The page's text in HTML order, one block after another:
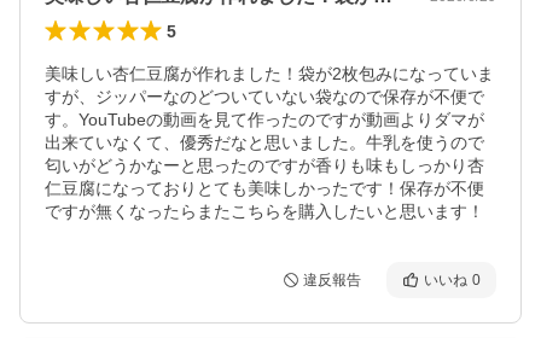
5
美味しい杏仁豆腐が作れました！袋が2枚包みになっていま
すが、ジッパーなのどついていない袋なので保存が不便で
す。YouTubeの動画を見て作ったのですが動画よりダマが
出来ていなくて、優秀だなと思いました。牛乳を使うので
匂いがどうかなーと思ったのですが香りも味もしっかり杏
仁豆腐になっておりとても美味しかったです！保存が不便
ですが無くなったらまたこちらを購入したいと思います！
違反報告 いいね 0